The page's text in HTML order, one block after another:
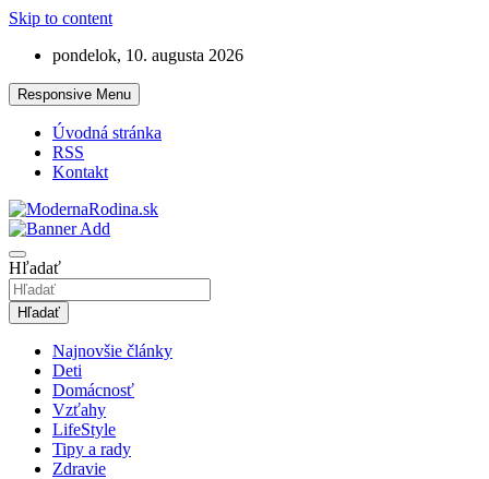
Skip to content
pondelok, 10. augusta 2026
Responsive Menu
Úvodná stránka
RSS
Kontakt
ModernaRodina.sk
Hľadať
Hľadať
Najnovšie články
Deti
Domácnosť
Vzťahy
LifeStyle
Tipy a rady
Zdravie